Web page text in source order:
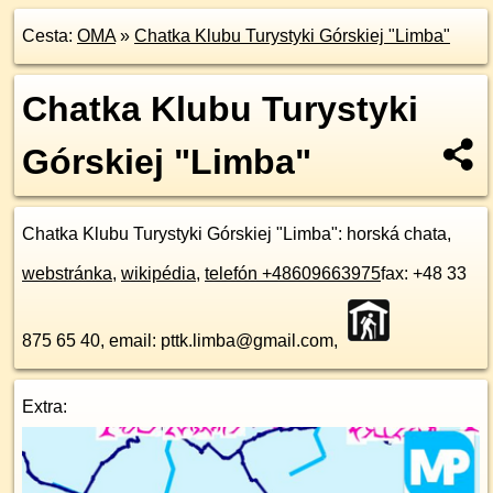
Cesta: OMA» Chatka Klubu Turystyki Górskiej "Limba"
Chatka Klubu Turystyki
Górskiej "Limba"
Chatka Klubu Turystyki Górskiej "Limba": horská chata,
webstránka, wikipédia, telefón +48609663975fax: +48 33
875 65 40, email: pttk.limba@gmail.com,
Extra: